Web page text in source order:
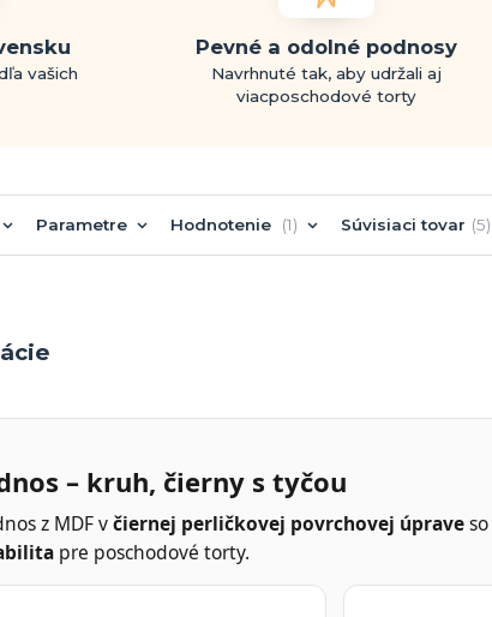
vašich
Pevné a odolné podnosy
Navrhnuté tak, aby udržali aj
viacposchodové torty
Parametre Hodnotenie 1 Súvisiaci tovar 5
– kruh, čierny s tyčou
z MDF včiernej perličkovej povrchovej úpraveso
pre poschodové torty.